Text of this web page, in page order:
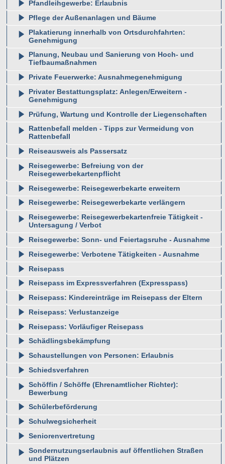
Pfandleihgewerbe: Erlaubnis
Pflege der Außenanlagen und Bäume
Plakatierung innerhalb von Ortsdurchfahrten:
Genehmigung
Planung, Neubau und Sanierung von Hoch- und
Tiefbaumaßnahmen
Private Feuerwerke: Ausnahmegenehmigung
Privater Bestattungsplatz: Anlegen/Erweitern -
Genehmigung
Prüfung, Wartung und Kontrolle der Liegenschaften
Rattenbefall melden - Tipps zur Vermeidung von
Rattenbefall
Reiseausweis als Passersatz
Reisegewerbe: Befreiung von der
Reisegewerbekartenpflicht
Reisegewerbe: Reisegewerbekarte erweitern
Reisegewerbe: Reisegewerbekarte verlängern
Reisegewerbe: Reisegewerbekartenfreie Tätigkeit -
Untersagung / Verbot
Reisegewerbe: Sonn- und Feiertagsruhe - Ausnahme
Reisegewerbe: Verbotene Tätigkeiten - Ausnahme
Reisepass
Reisepass im Expressverfahren (Expresspass)
Reisepass: Kindereinträge im Reisepass der Eltern
Reisepass: Verlustanzeige
Reisepass: Vorläufiger Reisepass
Schädlingsbekämpfung
Schaustellungen von Personen: Erlaubnis
Schiedsverfahren
Schöffin / Schöffe (Ehrenamtlicher Richter):
Bewerbung
Schülerbeförderung
Schulwegsicherheit
Seniorenvertretung
Sondernutzungserlaubnis auf öffentlichen Straßen
und Plätzen